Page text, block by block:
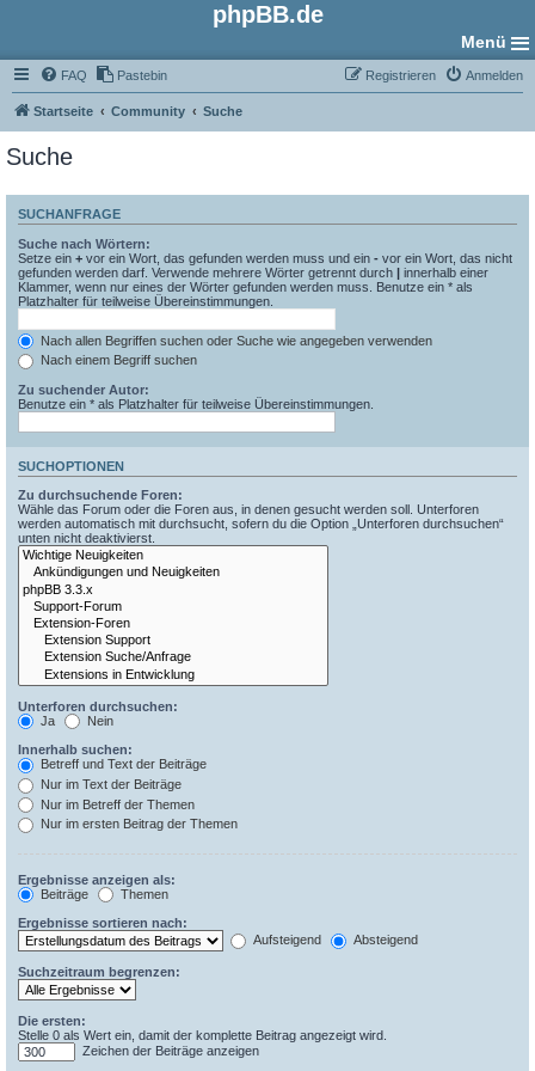
phpBB.de
Menü
FAQ Pastebin Anmelden
Registrieren
Startseite Community Suche
Suche
SUCHANFRAGE
Suche nach Wörtern:
Setze ein + vor ein Wort, das gefunden werden muss und ein - vor ein Wort, das nicht
gefunden werden darf. Verwende mehrere Wörter getrennt durch | innerhalb einer
Klammer, wenn nur eines der Wörter gefunden werden muss. Benutze ein * als
Platzhalter für teilweise Übereinstimmungen.
Nach allen Begriffen suchen oder Suche wie angegeben verwenden
Nach einem Begriff suchen
Zu suchender Autor:
Benutze ein * als Platzhalter für teilweise Übereinstimmungen.
SUCHOPTIONEN
Zu durchsuchende Foren:
Wähle das Forum oder die Foren aus, in denen gesucht werden soll. Unterforen
werden automatisch mit durchsucht, sofern du die Option „Unterforen durchsuchen“
unten nicht deaktivierst.
Unterforen durchsuchen:
Ja
Nein
Innerhalb suchen:
Betreff und Text der Beiträge
Nur im Text der Beiträge
Nur im Betreff der Themen
Nur im ersten Beitrag der Themen
Ergebnisse anzeigen als:
Beiträge
Themen
Ergebnisse sortieren nach:
Aufsteigend
Absteigend
Suchzeitraum begrenzen:
Die ersten:
Stelle 0 als Wert ein, damit der komplette Beitrag angezeigt wird.
Zeichen der Beiträge anzeigen